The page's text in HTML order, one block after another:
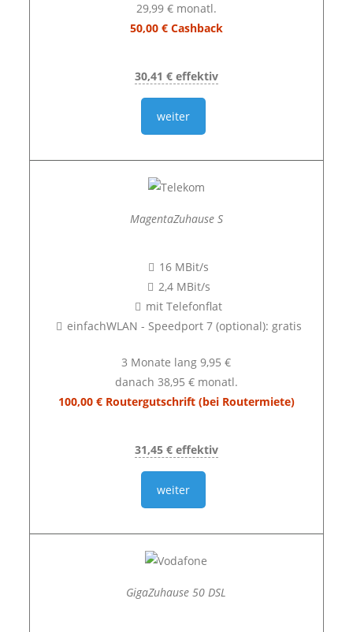
29,99 € monatl.
50,00 € Cashback
30,41 € effektiv
weiter
MagentaZuhause S
16 MBit/s
2,4 MBit/s
mit Telefonflat
einfachWLAN - Speedport 7 (optional): gratis
3 Monate lang 9,95 €
danach 38,95 € monatl.
100,00 € Routergutschrift (bei Routermiete)
31,45 € effektiv
weiter
GigaZuhause 50 DSL